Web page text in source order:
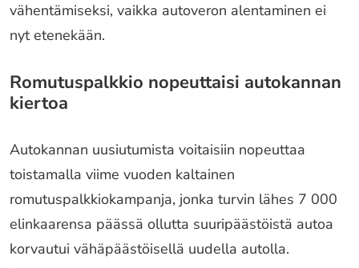
vähentämiseksi, vaikka autoveron alentaminen ei
nyt etenekään.
Romutuspalkkio nopeuttaisi autokannan
kiertoa
Autokannan uusiutumista voitaisiin nopeuttaa
toistamalla viime vuoden kaltainen
romutuspalkkiokampanja, jonka turvin lähes 7 000
elinkaarensa päässä ollutta suuripäästöistä autoa
korvautui vähäpäästöisellä uudella autolla.